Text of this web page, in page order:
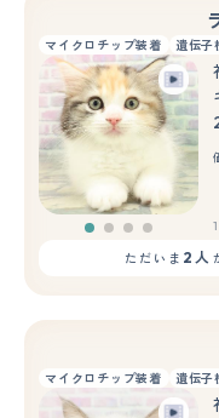
マイクロチップ装着 遺伝子
ただいま 2人
マイクロチップ装着 遺伝子